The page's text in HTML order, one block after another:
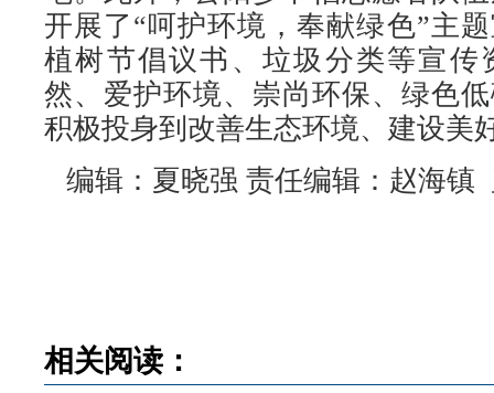
开展了“呵护环境，奉献绿色”主
植树节倡议书、垃圾分类等宣传
然、爱护环境、崇尚环保、绿色
积极投身到改善生态环境、建设美
编辑：夏晓强 责任编辑：赵海镇
相关阅读：